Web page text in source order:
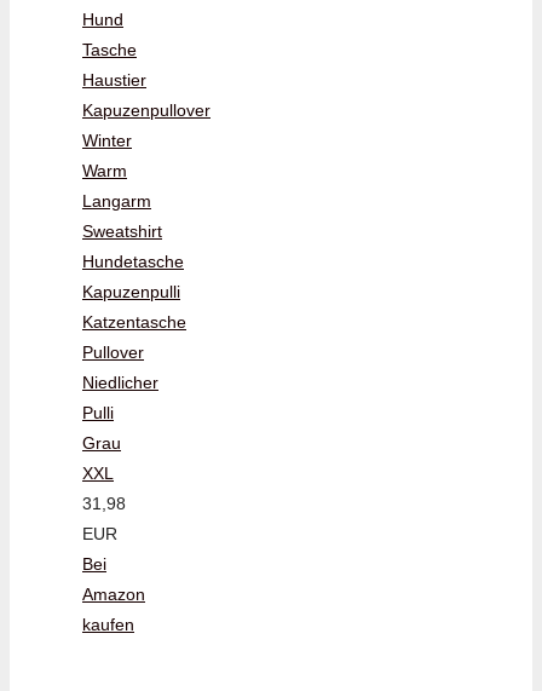
Hund
Tasche
Haustier
Kapuzenpullover
Winter
Warm
Langarm
Sweatshirt
Hundetasche
Kapuzenpulli
Katzentasche
Pullover
Niedlicher
Pulli
Grau
XXL
31,98
EUR
Bei
Amazon
kaufen